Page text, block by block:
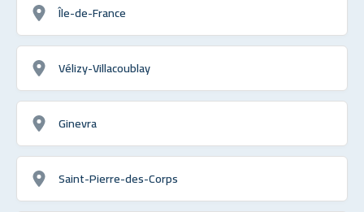
Île-de-France
Vélizy-Villacoublay
Ginevra
Saint-Pierre-des-Corps